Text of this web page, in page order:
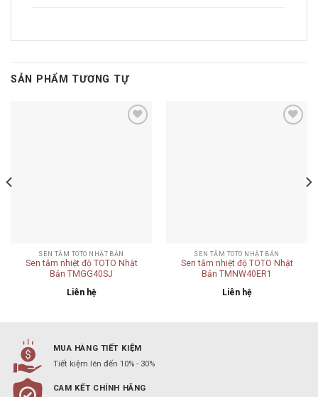
SẢN PHẨM TƯƠNG TỰ
SEN TẮM TOTO NHẬT BẢN
Sen tắm nhiệt độ TOTO Nhật
Bản TMGG40SJ
Liên hệ
SEN TẮM TOTO NHẬT BẢN
Sen tắm nhiệt độ TOTO Nhật
Bản TMNW40ER1
Liên hệ
MUA HÀNG TIẾT KIỆM
Tiết kiệm lên đến 10% - 30%
CAM KẾT CHÍNH HÃNG